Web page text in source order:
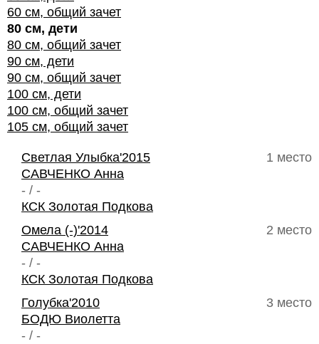
60 см, общий зачет
80 см, дети
80 см, общий зачет
90 см, дети
90 см, общий зачет
100 см, дети
100 см, общий зачет
105 см, общий зачет
1 место
Светлая Улыбка'2015
САВЧЕНКО Анна
- / -
КСК Золотая Подкова
2 место
Омела (-)'2014
САВЧЕНКО Анна
- / -
КСК Золотая Подкова
3 место
Голубка'2010
БОДЮ Виолетта
- / -